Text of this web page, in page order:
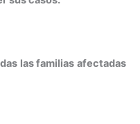
las familias afectadas